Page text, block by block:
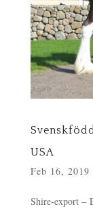
USA
Feb 16, 2019
Shire-export –